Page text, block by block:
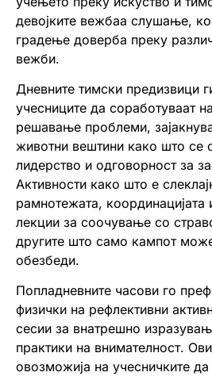
девојките вежбаа слушање,
градење доверба преку
вежби.
Дневните тимски предизвици
учесниците да соработуваат
решавање проблеми,
животни вештини како што се
лидерство и одговорност за
Активности како што е
рамнотежата, координацијата
лекции за соочување со
другите што само кампот
обезбеди.
Попладневните часови го
физички на рефлективни
сесии за внатрешно
практики на внимателност.
овозможија на учесничките да